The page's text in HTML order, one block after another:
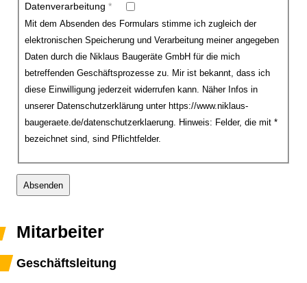
Datenverarbeitung *
Mit dem Absenden des Formulars stimme ich zugleich der
elektronischen Speicherung und Verarbeitung meiner angegeben
Daten durch die Niklaus Baugeräte GmbH für die mich
betreffenden Geschäftsprozesse zu. Mir ist bekannt, dass ich
diese Einwilligung jederzeit widerrufen kann. Näher Infos in
unserer Datenschutzerklärung unter https://www.niklaus-
baugeraete.de/datenschutzerklaerung. Hinweis: Felder, die mit *
bezeichnet sind, sind Pflichtfelder.
Mitarbeiter
Geschäftsleitung